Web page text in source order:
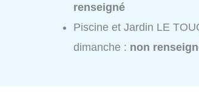
renseigné
Piscine et Jardin LE
dimanche : non